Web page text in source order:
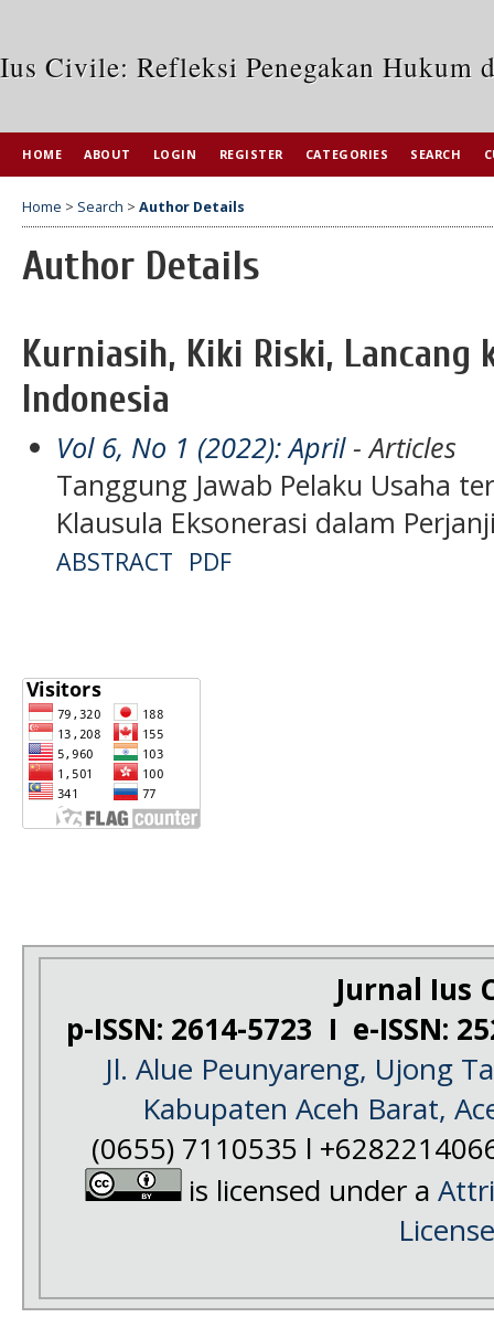
Ius Civile: Refleksi Penegakan Hukum
HOME ABOUT LOGIN REGISTER CATEGORIES SEARCH
Home > Search > Author Details
Author Details
Kurniasih, Kiki Riski,
Indonesia
Vol 6, No 1 (2022): April- Articles
Tanggung Jawab Pelaku Usaha
Klausula Eksonerasi dalam
ABSTRACT PDF
Jurnal Ius
p-ISSN: 2614-5723 I e-ISSN:
Jl. Alue Peunyareng, Ujong
Kabupaten Aceh Barat,
(0655) 7110535 l
is licensed under a